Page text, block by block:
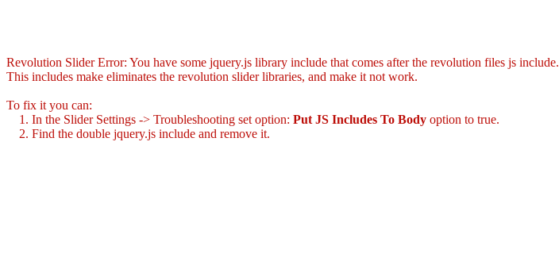
Revolution Slider Error: You have some jquery.js library include that comes after the revolution files js include.
This includes make eliminates the revolution slider libraries, and make it not work.
To fix it you can:
1. In the Slider Settings -> Troubleshooting set option: Put JS Includes To Body option to true.
2. Find the double jquery.js include and remove it.